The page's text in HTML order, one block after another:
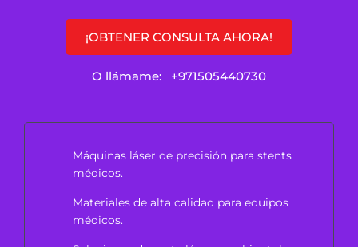
¡OBTENER CONSULTA AHORA!
O llámame: +971505440730
Máquinas láser de precisión para stents
médicos.
Materiales de alta calidad para equipos
médicos.